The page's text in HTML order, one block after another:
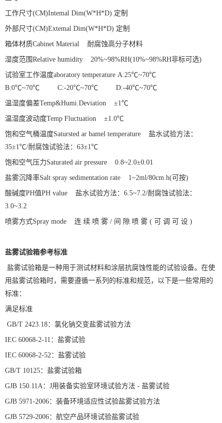
工作尺寸(CM)Intemal Dim(W*H*D) 定制
外部尺寸(CM)Extemal Dim(W*H*D) 定制
箱体材质Cabinet Material 耐腐蚀高分子材料
湿度范围 Relative humidity 20%~98%RH(10%~98%RH非标可选)
试验室工作温度aboratory temperature A:25℃~70℃
B:0℃~70℃ C:-20℃~70℃ D:-40℃~70℃
温湿度偏差Temp&Humi.Deviation ±1℃
温湿度波动度Temp Fluctuation ±1.0℃
饱和空气桶温度Satursted ar bamel temperature
盐水试验方法：
35±1℃/耐腐蚀试验法： 63±1℃
饱和空气压力Saturated air pressure 0.8~2.0±0.01
盐雾沉降率Salt spray sedimentation rate 1~2ml/80cm.h(可按)
酸碱度PH值PH value 盐水试验方法： 6.5~7.2/耐腐蚀试验法：
3.0~3.2
喷雾方式Spray mode 连 续 喷 雾 / 间 隙 喷 雾 ( 可 调 可 设 )
盐雾试验箱参考标准
盐雾试验箱是一种用于测试材料和涂层抗腐蚀性能的试验设备。在使
用盐雾试验箱时，需要遵循一系列的标准和规范，以下是一些常用的
标准：
满足标准
GB/T 2423.18：氯化钠交变盐雾试验方法
IEC 60068-2-11 ：盐雾试验
IEC 60068-2-52：盐雾试验
GB/T 10125：盐雾试验箱
GJB 150.11A： J用装备实验室环境试验方法 - 盐雾试验
GJB 5971-2006：装备环境适应性试验盐雾试验方法
GJB 5729-2006：航空产品环境试验盐雾试验